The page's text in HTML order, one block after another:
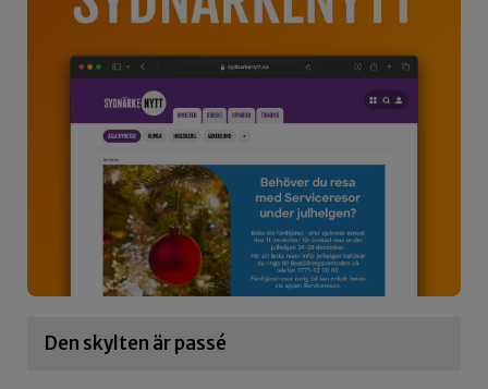
Den skylten är passé